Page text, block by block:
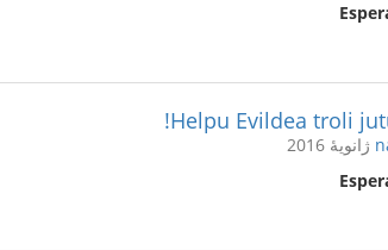
Helpu Evildea troli